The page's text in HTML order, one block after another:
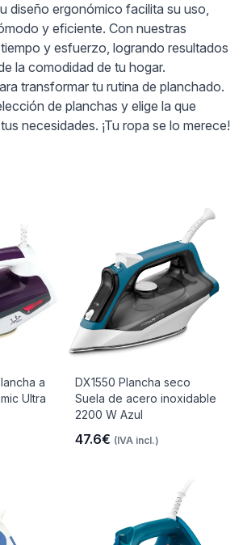
diseño ergonómico facilita su uso,
y eficiente. Con nuestras
y esfuerzo, logrando resultados
la comodidad de tu hogar.
transformar tu rutina de planchado.
de planchas y elige la que
necesidades. ¡Tu ropa se lo merece!
a
Ultra
DX1550 Plancha seco
Suela de acero inoxidable
2200 W Azul
47.6€ (IVA incl.)